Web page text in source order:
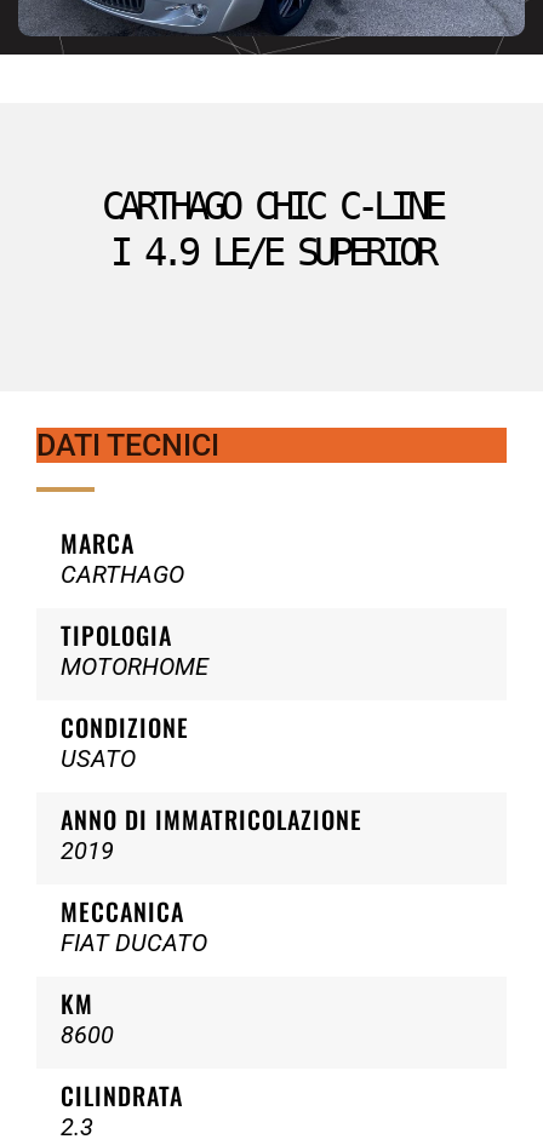
CARTHAGO CHIC C-LINE
I 4.9 LE/E SUPERIOR
DATI TECNICI
MARCA
CARTHAGO
TIPOLOGIA
MOTORHOME
CONDIZIONE
USATO
ANNO DI IMMATRICOLAZIONE
2019
MECCANICA
FIAT DUCATO
KM
8600
CILINDRATA
2.3